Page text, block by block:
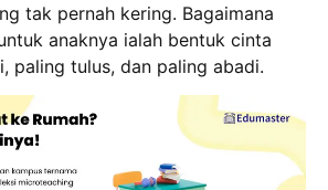
tak pernah kering. Bagaimana
anaknya ialah bentuk cinta
paling tulus, dan paling abadi.